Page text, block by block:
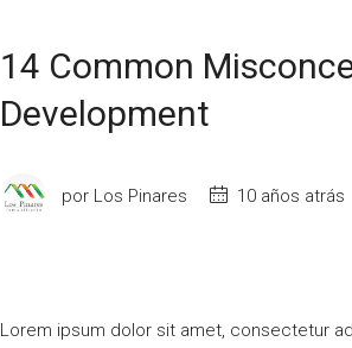
14 Common
Development
por Los Pinares 10 años atrás
Lorem ipsum dolor sit amet, consectetur